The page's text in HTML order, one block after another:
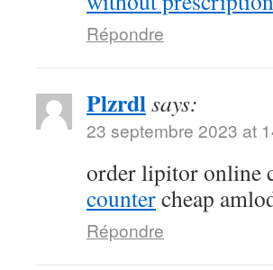
Répondre
Plzrdlsays:
23 septembre 2023 at
order lipitor online
countercheap
Répondre